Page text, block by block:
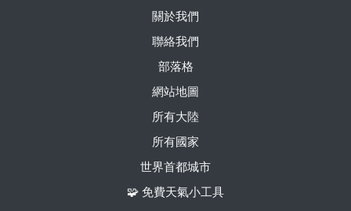
關於我們
聯絡我們
部落格
網站地圖
所有大陸
所有國家
世界首都城市
🧩 免費天氣小工具